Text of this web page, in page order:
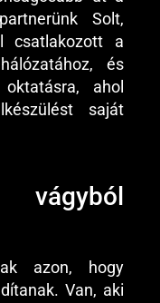
Solt,
csatlakozott a
és
ahol
saját
vágyból
azon, hogy
Van, aki